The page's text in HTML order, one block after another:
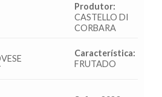
Produtor:
CASTELLO DI
CORBARA
Característica:
FRUTADO